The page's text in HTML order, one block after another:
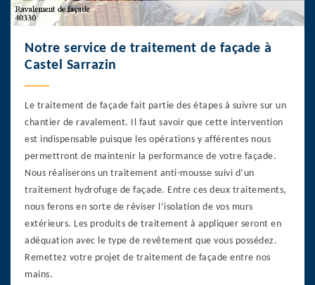
Notre service de traitement de façade à
Castel Sarrazin
Le traitement de façade fait partie des étapes à suivre sur un
chantier de ravalement. Il faut savoir que cette intervention
est indispensable puisque les opérations y afférentes nous
permettront de maintenir la performance de votre façade.
Nous réaliserons un traitement anti-mousse suivi d’un
traitement hydrofuge de façade. Entre ces deux traitements,
nous ferons en sorte de réviser l’isolation de vos murs
extérieurs. Les produits de traitement à appliquer seront en
adéquation avec le type de revêtement que vous possédez.
Remettez votre projet de traitement de façade entre nos
mains.